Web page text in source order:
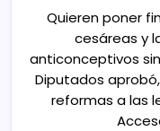
Quieren poner
cesáreas y
anticonceptivos
Diputados
reformas a las